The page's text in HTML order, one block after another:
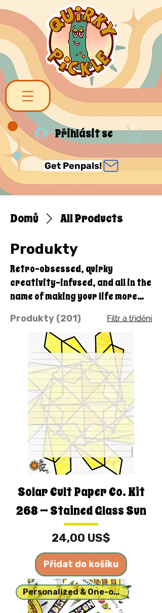
Přihlásit se
Get Penpals!
Domů All Products
Produkty
Retro-obsessed, quirky
creativity-infused, and all in the
name of making your life more
of doing good with every
purchase you make through
Quirky Pickle! A portion of our
profits goes straight to our
educational charity, Quirky
Pickle Education Foundation, a
501(c)(3) nonprofit.
Produkty (201) Filtr a třídění
Solar Cult Paper Co. Kit
268 — Stained Glass Sun
Cena
24,00 US$
Přidat do košíku
Personalized & One-of-a-kind